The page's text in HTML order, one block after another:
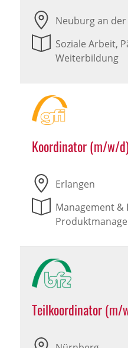
Neuburg an
Soziale Arbeit,
Weiterbildung
Koordinator (m/w/d)
Erlangen
Management &
Teilkoordinator (m/